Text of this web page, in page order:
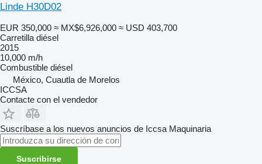
Linde H30D02
EUR 350,000 ≈ MX$6,926,000 ≈ USD 403,700
Carretilla diésel
2015
10,000 m/h
Combustible diésel
México, Cuautla de Morelos
ICCSA
Contacte con el vendedor
Suscríbase a los nuevos anuncios de Iccsa Maquinaria
Suscribirse